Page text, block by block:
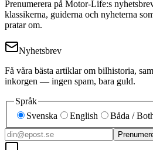
Prenumerera på Motor-Life:s
klassikerna, guiderna och nyheterna
pratar om.
Nyhetsbrev
Få våra bästa artiklar om bilhistoria,
inkorgen — ingen spam, bara guld.
Språk
Svenska
English Båda /